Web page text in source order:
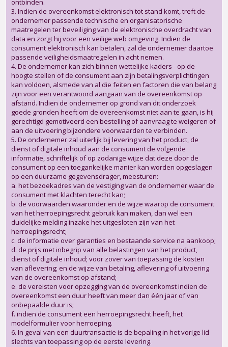
ontbinden.
3. Indien de overeenkomst elektronisch tot stand komt, treft de
ondernemer passende technische en organisatorische
maatregelen ter beveiliging van de elektronische overdracht van
data en zorgt hij voor een veilige web omgeving. Indien de
consument elektronisch kan betalen, zal de ondernemer daartoe
passende veiligheidsmaatregelen in acht nemen.
4. De ondernemer kan zich binnen wettelijke kaders - op de
hoogte stellen of de consument aan zijn betalingsverplichtingen
kan voldoen, alsmede van al die feiten en factoren die van belang
zijn voor een verantwoord aangaan van de overeenkomst op
afstand. Indien de ondernemer op grond van dit onderzoek
goede gronden heeft om de overeenkomst niet aan te gaan, is hij
gerechtigd gemotiveerd een bestelling of aanvraag te weigeren of
aan de uitvoering bijzondere voorwaarden te verbinden.
5. De ondernemer zal uiterlijk bij levering van het product, de
dienst of digitale inhoud aan de consument de volgende
informatie, schriftelijk of op zodanige wijze dat deze door de
consument op een toegankelijke manier kan worden opgeslagen
op een duurzame gegevensdrager, meesturen:
a. het bezoekadres van de vestiging van de ondernemer waar de
consument met klachten terecht kan;
b. de voorwaarden waaronder en de wijze waarop de consument
van het herroepingsrecht gebruik kan maken, dan wel een
duidelijke melding inzake het uitgesloten zijn van het
herroepingsrecht;
c. de informatie over garanties en bestaande service na aankoop;
d. de prijs met inbegrip van alle belastingen van het product,
dienst of digitale inhoud; voor zover van toepassing de kosten
van aflevering; en de wijze van betaling, aflevering of uitvoering
van de overeenkomst op afstand;
e. de vereisten voor opzegging van de overeenkomst indien de
overeenkomst een duur heeft van meer dan één jaar of van
onbepaalde duur is;
f. indien de consument een herroepingsrecht heeft, het
modelformulier voor herroeping.
6. In geval van een duurtransactie is de bepaling in het vorige lid
slechts van toepassing op de eerste levering.